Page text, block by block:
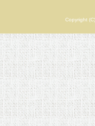
Copyright